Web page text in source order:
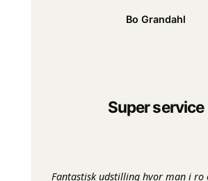
Bo Grandahl
Super service
Fantastisk udstilling hvor man i ro